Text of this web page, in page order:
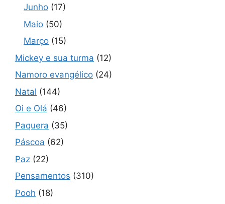
Junho (17)
Maio (50)
Março (15)
Mickey e sua turma (12)
Namoro evangélico (24)
Natal (144)
Oi e Olá (46)
Paquera (35)
Páscoa (62)
Paz (22)
Pensamentos (310)
Pooh (18)